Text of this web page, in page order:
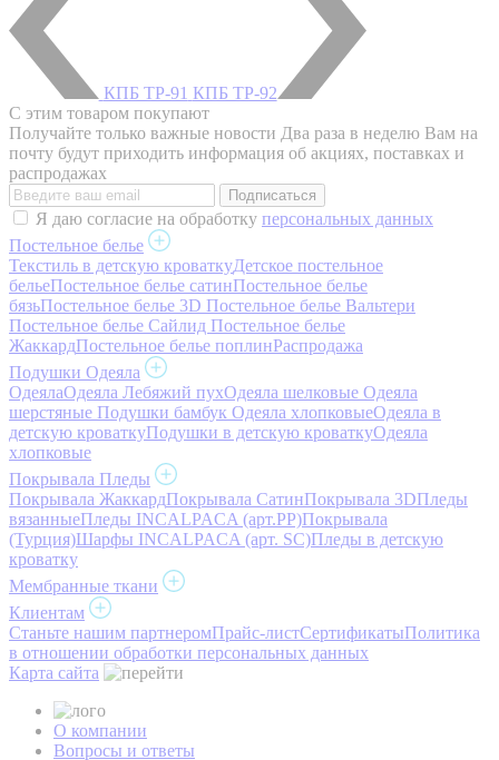
КПБ ТР-91 КПБ ТР-92
С этим товаром покупают
Получайте только важные новости Два раза в неделю Вам на
почту будут приходить информация об акциях, поставках и
распродажах
Я даю согласие на обработку персональных данных
Постельное белье
Текстиль в детскую кроваткуДетское постельное
бельеПостельное белье сатинПостельное белье
бязьПостельное белье 3D Постельное белье Вальтери
Постельное белье Сайлид Постельное белье
ЖаккардПостельное белье поплинРаспродажа
Подушки Одеяла
ОдеялаОдеяла Лебяжий пухОдеяла шелковые Одеяла
шерстяные Подушки бамбук Одеяла хлопковыеОдеяла в
детскую кроваткуПодушки в детскую кроваткуОдеяла
хлопковые
Покрывала Пледы
Покрывала ЖаккардПокрывала СатинПокрывала 3DПледы
вязанныеПледы INCALPACA (арт.PP)Покрывала
(Турция)Шарфы INCALPACA (арт. SC)Пледы в детскую
кроватку
Мембранные ткани
Клиентам
Станьте нашим партнеромПрайс-листСертификатыПолитика
в отношении обработки персональных данных
Карта сайта
О компании
Вопросы и ответы